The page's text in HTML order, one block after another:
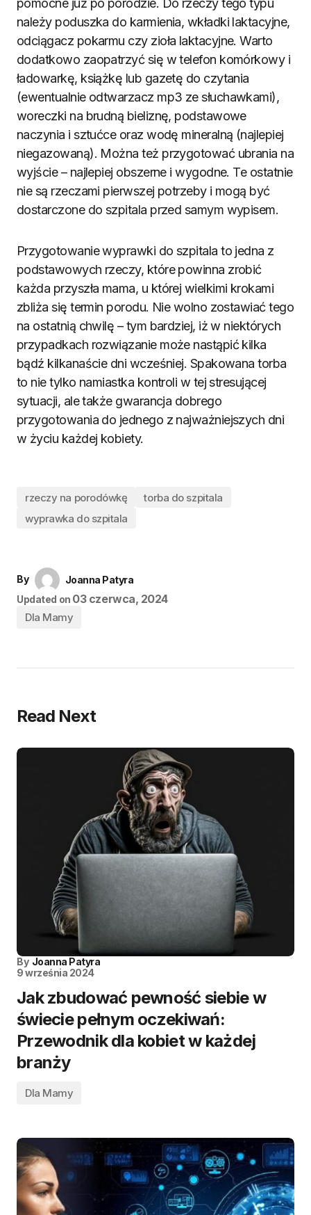
pomocne już po porodzie. Do rzeczy tego typu
należy poduszka do karmienia, wkładki laktacyjne,
odciągacz pokarmu czy zioła laktacyjne. Warto
dodatkowo zaopatrzyć się w telefon komórkowy i
ładowarkę, książkę lub gazetę do czytania
(ewentualnie odtwarzacz mp3 ze słuchawkami),
woreczki na brudną bieliznę, podstawowe
naczynia i sztućce oraz wodę mineralną (najlepiej
niegazowaną). Można też przygotować ubrania na
wyjście – najlepiej obszerne i wygodne. Te ostatnie
nie są rzeczami pierwszej potrzeby i mogą być
dostarczone do szpitala przed samym wypisem.
Przygotowanie wyprawki do szpitala to jedna z
podstawowych rzeczy, które powinna zrobić
każda przyszła mama, u której wielkimi krokami
zbliża się termin porodu. Nie wolno zostawiać tego
na ostatnią chwilę – tym bardziej, iż w niektórych
przypadkach rozwiązanie może nastąpić kilka
bądź kilkanaście dni wcześniej. Spakowana torba
to nie tylko namiastka kontroli w tej stresującej
sytuacji, ale także gwarancja dobrego
przygotowania do jednego z najważniejszych dni
w życiu każdej kobiety.
rzeczy na porodówkę
torba do szpitala
wyprawka do szpitala
By
Joanna Patyra
Updated on 03 czerwca, 2024
Dla Mamy
Read Next
By Joanna Patyra
9 września 2024
Jak zbudować pewność siebie w
świecie pełnym oczekiwań:
Przewodnik dla kobiet w każdej
branży
Dla Mamy